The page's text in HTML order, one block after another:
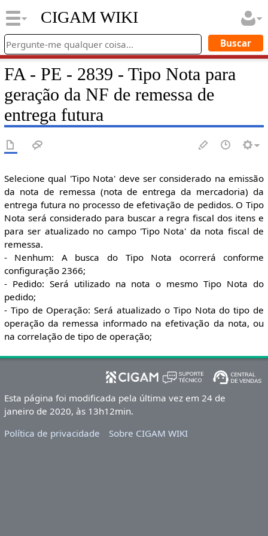
CIGAM WIKI
FA - PE - 2839 - Tipo Nota para
geração da NF de remessa de
entrega futura
Selecione qual 'Tipo Nota' deve ser considerado na emissão
da nota de remessa (nota de entrega da mercadoria) da
entrega futura no processo de efetivação de pedidos. O Tipo
Nota será considerado para buscar a regra fiscal dos itens e
para ser atualizado no campo 'Tipo Nota' da nota fiscal de
remessa.
- Nenhum: A busca do Tipo Nota ocorrerá conforme
configuração 2366;
- Pedido: Será utilizado na nota o mesmo Tipo Nota do
pedido;
- Tipo de Operação: Será atualizado o Tipo Nota do tipo de
operação da remessa informado na efetivação da nota, ou
na correlação de tipo de operação;
Esta página foi modificada pela última vez em 24 de
janeiro de 2020, às 13h12min.
Política de privacidade
Sobre CIGAM WIKI